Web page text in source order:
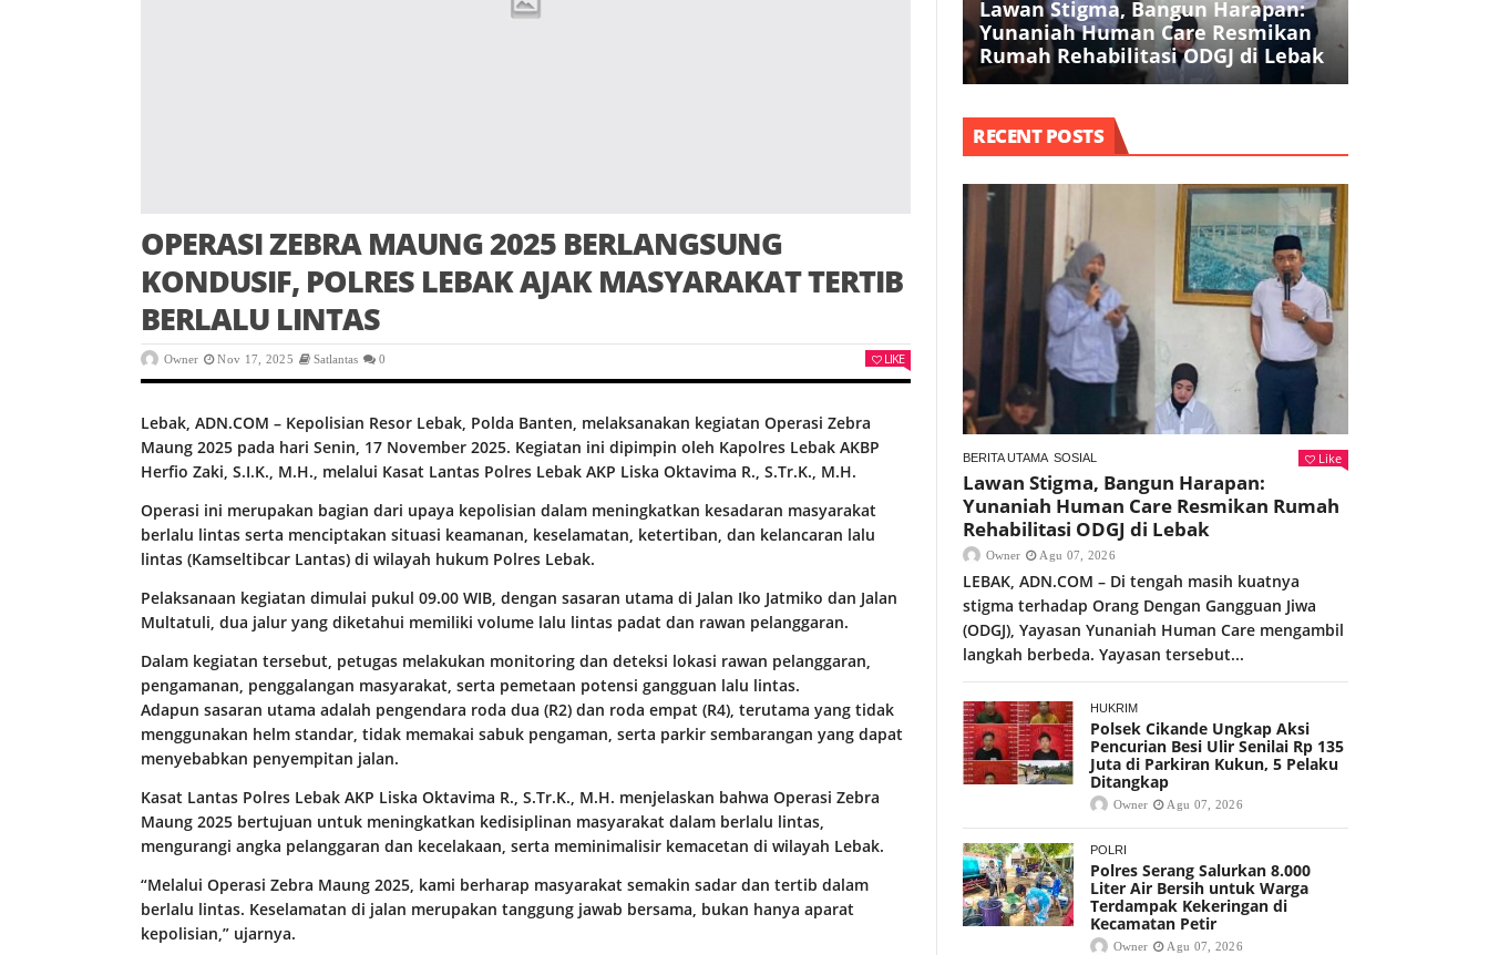
OPERASI ZEBRA MAUNG 2025 BERLANGSUNG
KONDUSIF, POLRES LEBAK AJAK MASYARAKAT TERTIB
BERLALU LINTAS
Owner Nov 17, 2025 Satlantas 0 LIKE
Lebak, ADN.COM – Kepolisian Resor Lebak, Polda Banten, melaksanakan kegiatan Operasi Zebra
Maung 2025 pada hari Senin, 17 November 2025. Kegiatan ini dipimpin oleh Kapolres Lebak AKBP
Herfio Zaki, S.I.K., M.H., melalui Kasat Lantas Polres Lebak AKP Liska Oktavima R., S.Tr.K., M.H.
Operasi ini merupakan bagian dari upaya kepolisian dalam meningkatkan kesadaran masyarakat
berlalu lintas serta menciptakan situasi keamanan, keselamatan, ketertiban, dan kelancaran lalu
lintas (Kamseltibcar Lantas) di wilayah hukum Polres Lebak.
Pelaksanaan kegiatan dimulai pukul 09.00 WIB, dengan sasaran utama di Jalan Iko Jatmiko dan Jalan
Multatuli, dua jalur yang diketahui memiliki volume lalu lintas padat dan rawan pelanggaran.
Dalam kegiatan tersebut, petugas melakukan monitoring dan deteksi lokasi rawan pelanggaran,
pengamanan, penggalangan masyarakat, serta pemetaan potensi gangguan lalu lintas.
Adapun sasaran utama adalah pengendara roda dua (R2) dan roda empat (R4), terutama yang tidak
menggunakan helm standar, tidak memakai sabuk pengaman, serta parkir sembarangan yang dapat
menyebabkan penyempitan jalan.
Kasat Lantas Polres Lebak AKP Liska Oktavima R., S.Tr.K., M.H. menjelaskan bahwa Operasi Zebra
Maung 2025 bertujuan untuk meningkatkan kedisiplinan masyarakat dalam berlalu lintas,
mengurangi angka pelanggaran dan kecelakaan, serta meminimalisir kemacetan di wilayah Lebak.
“Melalui Operasi Zebra Maung 2025, kami berharap masyarakat semakin sadar dan tertib dalam
berlalu lintas. Keselamatan di jalan merupakan tanggung jawab bersama, bukan hanya aparat
kepolisian,” ujarnya.
Lawan Stigma, Bangun Harapan:
Yunaniah Human Care Resmikan
Rumah Rehabilitasi ODGJ di Lebak
RECENT POSTS
BERITA UTAMA SOSIAL Like
Lawan Stigma, Bangun Harapan:
Yunaniah Human Care Resmikan Rumah
Rehabilitasi ODGJ di Lebak
Owner Agu 07, 2026
LEBAK, ADN.COM – Di tengah masih kuatnya
stigma terhadap Orang Dengan Gangguan Jiwa
(ODGJ), Yayasan Yunaniah Human Care mengambil
langkah berbeda. Yayasan tersebut...
HUKRIM
Polsek Cikande Ungkap Aksi
Pencurian Besi Ulir Senilai Rp 135
Juta di Parkiran Kukun, 5 Pelaku
Ditangkap
Owner Agu 07, 2026
POLRI
Polres Serang Salurkan 8.000
Liter Air Bersih untuk Warga
Terdampak Kekeringan di
Kecamatan Petir
Owner Agu 07, 2026